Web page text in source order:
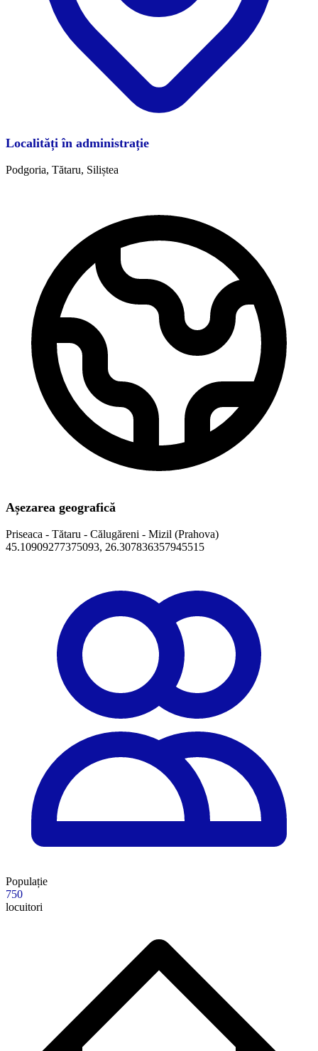
Localități în administrație
Podgoria, Tătaru, Siliștea
Așezarea geografică
Priseaca - Tătaru - Călugăreni - Mizil (Prahova)
​45.10909277375093, 26.307836357945515
Populație
750
locuitori